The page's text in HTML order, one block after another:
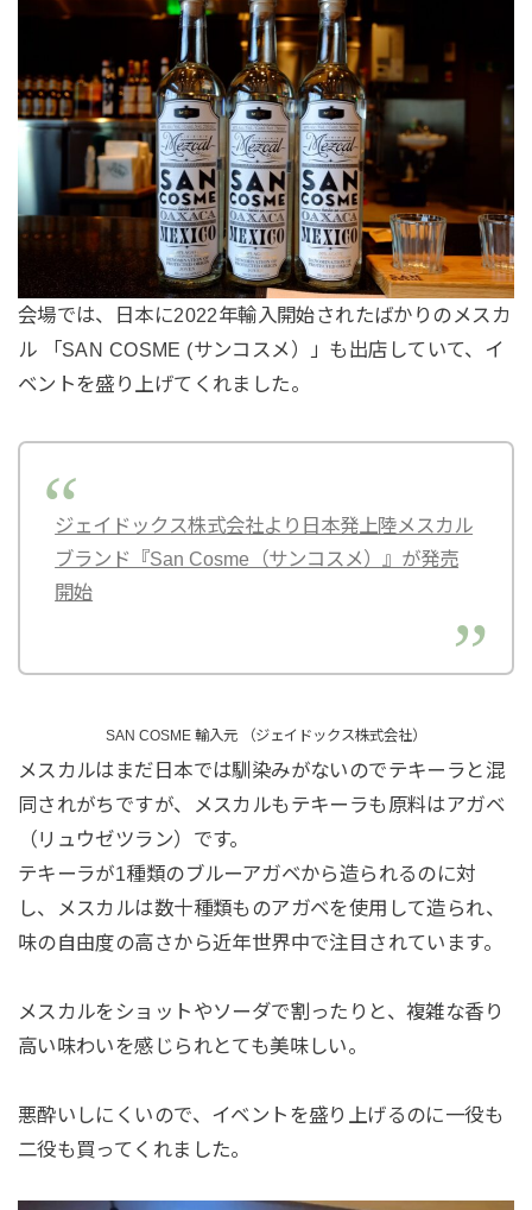
会場では、日本に2022年輸入開始されたばかりのメスカ
ル 「SAN COSME (サンコスメ）」も出店していて、イ
ベントを盛り上げてくれました。
ジェイドックス株式会社より日本発上陸メスカル
ブランド『San Cosme（サンコスメ）』が発売
開始
SAN COSME 輸入元 （ジェイドックス株式会社）
メスカルはまだ日本では馴染みがないのでテキーラと混
同されがちですが、メスカルもテキーラも原料はアガベ
（リュウゼツラン）です。
テキーラが1種類のブルーアガベから造られるのに対
し、メスカルは数十種類ものアガベを使用して造られ、
味の自由度の高さから近年世界中で注目されています。
メスカルをショットやソーダで割ったりと、複雑な香り
高い味わいを感じられとても美味しい。
悪酔いしにくいので、イベントを盛り上げるのに一役も
二役も買ってくれました。